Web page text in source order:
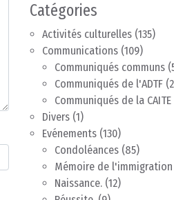
Catégories
Activités culturelles (135)
Communications (109)
Communiqués communs
Communiqués de l'ADTF
Communiqués de la CAITE
Divers (1)
Evénements (130)
Condoléances (85)
Mémoire de l'immigration
Naissance. (12)